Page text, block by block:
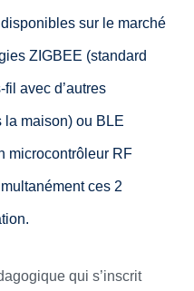
sur le marché
ZIGBEE (standard
avec d’autres
maison) ou BLE
microcontrôleur RF
ces 2
qui s’inscrit